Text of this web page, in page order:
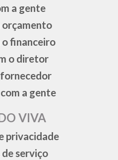
a gente
orçamento
o financeiro
o diretor
a gente
VIVA
privacidade
serviço